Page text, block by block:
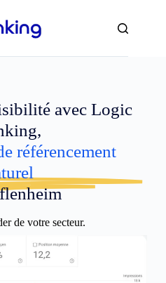
avec Logic
référencement
de votre secteur.